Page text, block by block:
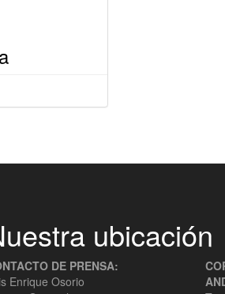
ubicación
DE PRENSA:
Enrique Osorio